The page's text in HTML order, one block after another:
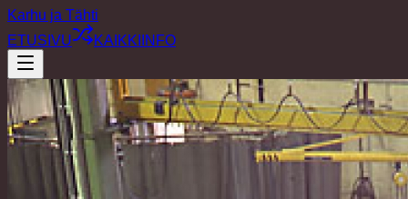
Karhu ja Tähti
ETUSIVU
KAIKKI INFO